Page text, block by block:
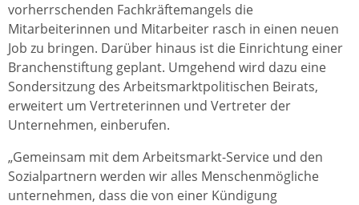
vorherrschenden Fachkräftemangels die
Mitarbeiterinnen und Mitarbeiter rasch in einen neuen
Job zu bringen. Darüber hinaus ist die Einrichtung einer
Branchenstiftung geplant. Umgehend wird dazu eine
Sondersitzung des Arbeitsmarktpolitischen Beirats,
erweitert um Vertreterinnen und Vertreter der
Unternehmen, einberufen.
„Gemeinsam mit dem Arbeitsmarkt-Service und den
Sozialpartnern werden wir alles Menschenmögliche
unternehmen, dass die von einer Kündigung